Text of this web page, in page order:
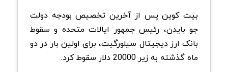
بیت کوین پس از آخرین تخصیص بودجه دولت
جو بایدن، رئیس جمهور ایالات متحده و سقوط
بانک ارز دیجیتال سیلورگیت، برای اولین بار در دو
ماه گذشته به زیر 20000 دلار سقوط کرد.